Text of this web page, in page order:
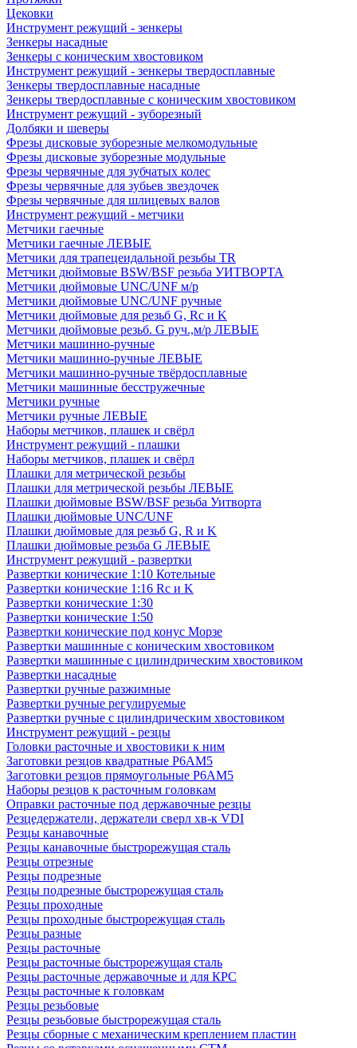
Цековки
Инструмент режущий - зенкеры
Зенкеры насадные
Зенкеры с коническим хвостовиком
Инструмент режущий - зенкеры твердосплавные
Зенкеры твердосплавные насадные
Зенкеры твердосплавные с коническим хвостовиком
Инструмент режущий - зуборезный
Долбяки и шеверы
Фрезы дисковые зуборезные мелкомодульные
Фрезы дисковые зуборезные модульные
Фрезы червячные для зубчатых колес
Фрезы червячные для зубьев звездочек
Фрезы червячные для шлицевых валов
Инструмент режущий - метчики
Метчики гаечные
Метчики гаечные ЛЕВЫЕ
Метчики для трапецеидальной резьбы TR
Метчики дюймовые BSW/BSF резьба УИТВОРТА
Метчики дюймовые UNC/UNF м/р
Метчики дюймовые UNC/UNF ручные
Метчики дюймовые для резьб G, Rc и K
Метчики дюймовые резьб. G руч.,м/р ЛЕВЫЕ
Метчики машинно-ручные
Метчики машинно-ручные ЛЕВЫЕ
Метчики машинно-ручные твёрдосплавные
Метчики машинные бесстружечные
Метчики ручные
Метчики ручные ЛЕВЫЕ
Наборы метчиков, плашек и свёрл
Инструмент режущий - плашки
Наборы метчиков, плашек и свёрл
Плашки для метрической резьбы
Плашки для метрической резьбы ЛЕВЫЕ
Плашки дюймовые BSW/BSF резьба Уитворта
Плашки дюймовые UNC/UNF
Плашки дюймовые для резьб G, R и K
Плашки дюймовые резьба G ЛЕВЫЕ
Инструмент режущий - развертки
Развертки конические 1:10 Котельные
Развертки конические 1:16 Rc и K
Развертки конические 1:30
Развертки конические 1:50
Развертки конические под конус Морзе
Развертки машинные с коническим хвостовиком
Развертки машинные с цилиндрическим хвостовиком
Развертки насадные
Развертки ручные разжимные
Развертки ручные регулируемые
Развертки ручные с цилиндрическим хвостовиком
Инструмент режущий - резцы
Головки расточные и хвостовики к ним
Заготовки резцов квадратные Р6АМ5
Заготовки резцов прямоугольные Р6АМ5
Наборы резцов к расточным головкам
Оправки расточные под державочные резцы
Резцедержатели, держатели сверл хв-к VDI
Резцы канавочные
Резцы канавочные быстрорежущая сталь
Резцы отрезные
Резцы подрезные
Резцы подрезные быстрорежущая сталь
Резцы проходные
Резцы проходные быстрорежущая сталь
Резцы разные
Резцы расточные
Резцы расточные быстрорежущая сталь
Резцы расточные державочные и для КРС
Резцы расточные к головкам
Резцы резьбовые
Резцы резьбовые быстрорежущая сталь
Резцы сборные с механическим креплением пластин